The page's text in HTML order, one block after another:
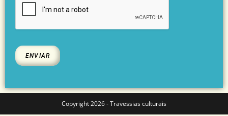
ENVIAR
Copyright 2026 - Travessias culturais